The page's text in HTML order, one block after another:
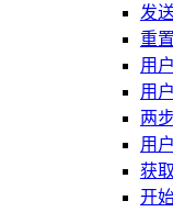
发
重
用
用
两
用
获
开